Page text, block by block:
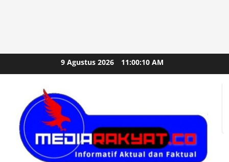
to
9 Agustus 2026 11:00:12 AM